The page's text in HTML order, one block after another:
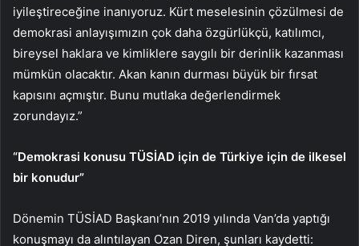
iyileştireceğine inanıyoruz. Kürt meselesinin çözülmesi de
demokrasi anlayışımızın çok daha özgürlükçü, katılımcı,
bireysel haklara ve kimliklere saygılı bir derinlik kazanması
mümkün olacaktır. Akan kanın durması büyük bir fırsat
kapısını açmıştır. Bunu mutlaka değerlendirmek
zorundayız.”
“Demokrasi konusu TÜSİAD için de Türkiye için de ilkesel
bir konudur”
Dönemin TÜSİAD Başkanı’nın 2019 yılında Van’da yaptığı
konuşmayı da alıntılayan Ozan Diren, şunları kaydetti: